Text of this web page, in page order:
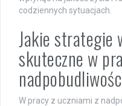
codziennych sytuacjach.
Jakie strategie
skuteczne w
W pracy z uczniami z